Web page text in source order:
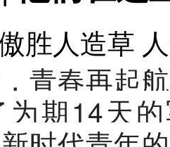
胜人造草
青春再起
为期14天